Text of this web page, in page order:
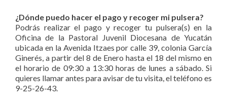
¿Dónde puedo hacer el pago y recoger mi pulsera?
Podrás realizar el pago y recoger tu pulsera(s) en la
Oficina de la Pastoral Juvenil Diocesana de Yucatán
ubicada en la Avenida Itzaes por calle 39, colonia García
Ginerés, a partir del 8 de Enero hasta el 18 del mismo en
el horario de 09:30 a 13:30 horas de lunes a sábado. Si
quieres llamar antes para avisar de tu visita, el teléfono es
9-25-26-43.